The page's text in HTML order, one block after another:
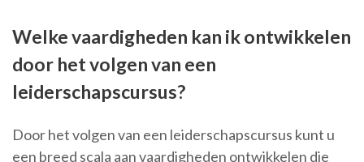
Welke vaardigheden kan ik ontwikkelen
door het volgen van een
leiderschapscursus?
Door het volgen van een leiderschapscursus kunt u
een breed scala aan vaardigheden ontwikkelen die